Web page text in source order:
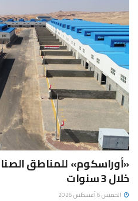
خلال 3 سنوات
الخميس 6 أغسطس 2026